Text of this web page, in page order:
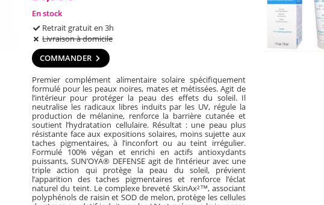
En stock
Retrait gratuit en 3h
Livraison à domicile
COMMANDER
Premier complément alimentaire solaire spécifiquement
formulé pour les peaux noires, mates et métissées. Agit de
l’intérieur pour protéger la peau des effets du soleil. Il
neutralise les radicaux libres induits par les UV, régule la
production de mélanine, renforce la barrière cutanée et
soutient l’hydratation cellulaire. Résultat : une peau plus
résistante face aux expositions solaires, moins sujette aux
taches pigmentaires, à l’inconfort ou au teint irrégulier.
Formulé 100% végan et enrichi en actifs antioxydants
puissants, SUN’OYA® DEFENSE agit de l’intérieur avec une
triple action qui protège la peau du soleil, prévient
l’apparition des taches pigmentaires et renforce l’éclat
naturel du teint. Le complexe breveté SkinAx²™, associant
polyphénols de raisin et SOD de melon, protège les cellules